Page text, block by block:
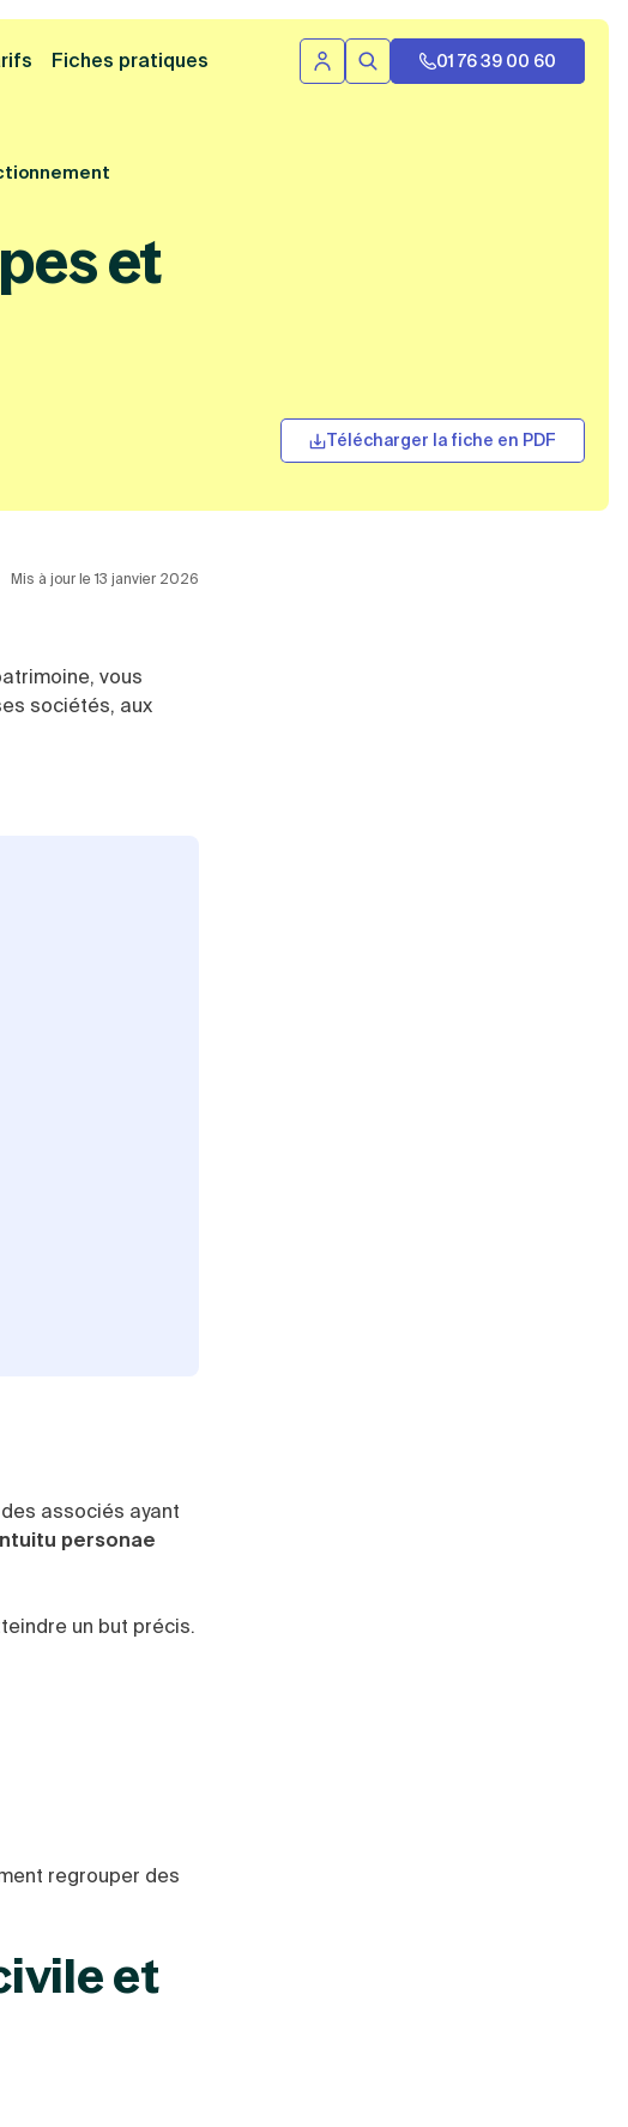
la bannière
Fiches pratiques Se connecter
Rechercher01 76 39 00 60
et
Télécharger la fiche en PDF
Mis à jour le 13 janvier 2026
vous
sociétés, aux
associés ayant
personae
un but précis.
regrouper des
et